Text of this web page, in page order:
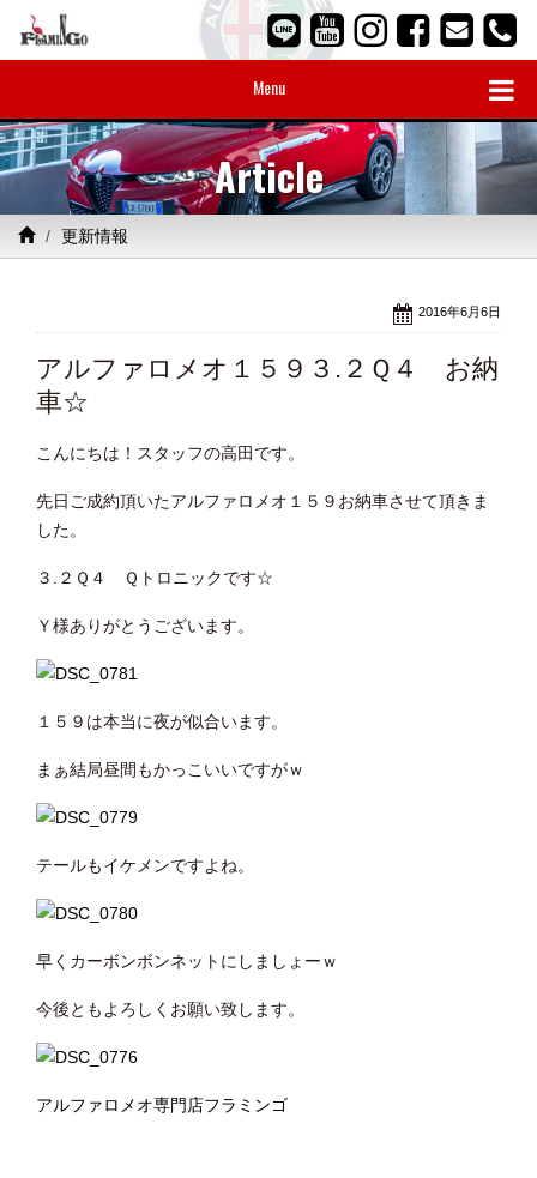
Menu
Article
更新情報
2016年6月6日
アルファロメオ１５９３.２Ｑ４ お納
車☆
こんにちは！スタッフの高田です。
先日ご成約頂いたアルファロメオ１５９お納車させて頂きま
した。
３.２Ｑ４ Ｑトロニックです☆
Ｙ様ありがとうございます。
１５９は本当に夜が似合います。
まぁ結局昼間もかっこいいですがｗ
テールもイケメンですよね。
早くカーボンボンネットにしましょーｗ
今後ともよろしくお願い致します。
アルファロメオ専門店フラミンゴ